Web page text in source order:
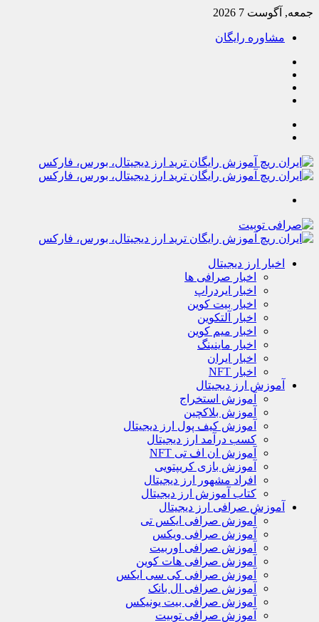
جمعه, آگوست 7 2026
مشاوره رایگان
اخبار ارز دیجیتال
اخبار صرافی ها
اخبار ایردراپ
اخبار بیت کوین
اخبار آلتکوین
اخبار میم کوین
اخبار ماینینگ
اخبار ایران
اخبار NFT
آموزش ارز دیجیتال
آموزش استخراج
آموزش بلاکچین
آموزش کیف پول ارز دیجیتال
کسب درآمد ارز دیجیتال
آموزش ان اف تی NFT
آموزش بازی کریپتویی
افراد مشهور ارز دیجیتال
کتاب آموزش ارز دیجیتال
آموزش صرافی ارز دیجیتال
آموزش صرافی ایکس تی
آموزش صرافی ویکس
آموزش صرافی اوربیت
آموزش صرافی هات کوین
آموزش صرافی کی سی ایکس
آموزش صرافی ال بانک
آموزش صرافی بیت یونیکس
آموزش صرافی توبیت